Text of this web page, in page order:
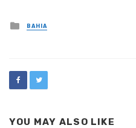
Posted
in
BAHIA
YOU MAY ALSO LIKE